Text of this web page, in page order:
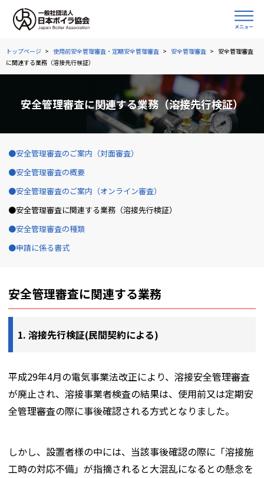
トップページ 使用前安全管理審査・定期安全管理審査 安全管理審査
安全管理審査
に関連する業務（溶接先行検証）
安全管理審査に関連する業務（溶接先行検証）
安全管理審査のご案内（対面審査）
安全管理審査の概要
安全管理審査のご案内（オンライン審査）
安全管理審査に関連する業務（溶接先行検証）
安全管理審査の種類
申請に係る書式
安全管理審査に関連する業務
1. 溶接先行検証(民間契約による)
平成29年4月の電気事業法改正により、溶接安全管理審査
が廃止され、溶接事業者検査の結果は、使用前又は定期安
全管理審査の際に事後確認される方式となりました。
しかし、設置者様の中には、当該事後確認の際に「溶接施
工時の対応不備」が指摘されると大混乱になるとの懸念を